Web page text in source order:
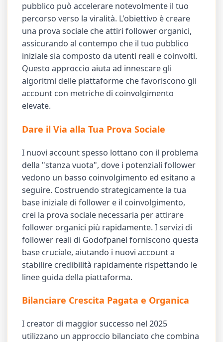
pubblico può accelerare notevolmente il tuo
percorso verso la viralità. L'obiettivo è creare
una prova sociale che attiri follower organici,
assicurando al contempo che il tuo pubblico
iniziale sia composto da utenti reali e coinvolti.
Questo approccio aiuta ad innescare gli
algoritmi delle piattaforme che favoriscono gli
account con metriche di coinvolgimento
elevate.
Dare il Via alla Tua Prova Sociale
I nuovi account spesso lottano con il problema
della "stanza vuota", dove i potenziali follower
vedono un basso coinvolgimento ed esitano a
seguire. Costruendo strategicamente la tua
base iniziale di follower e il coinvolgimento,
crei la prova sociale necessaria per attirare
follower organici più rapidamente. I servizi di
follower reali di Godofpanel forniscono questa
base cruciale, aiutando i nuovi account a
stabilire credibilità rapidamente rispettando le
linee guida della piattaforma.
Bilanciare Crescita Pagata e Organica
I creator di maggior successo nel 2025
utilizzano un approccio bilanciato che combina